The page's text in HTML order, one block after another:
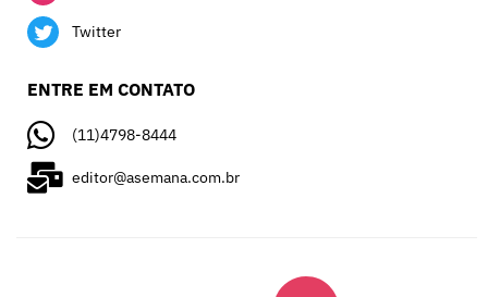
Twitter
ENTRE EM CONTATO
(11)4798-8444
editor@asemana.com.br